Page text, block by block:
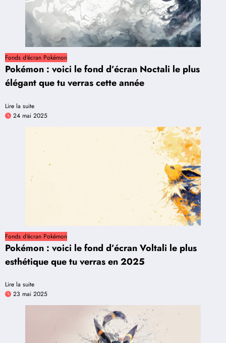
Fonds d'écran Pokémon
Pokémon : voici le fond d’écran Noctali le plus
élégant que tu verras cette année
Lire la suite
24 mai 2025
Fonds d'écran Pokémon
Pokémon : voici le fond d’écran Voltali le plus
esthétique que tu verras en 2025
Lire la suite
23 mai 2025